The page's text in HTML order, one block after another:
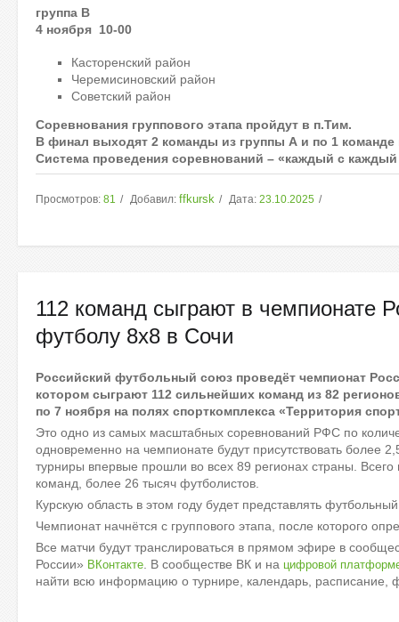
группа В
4 ноября 10-00
Касторенский район
Черемисиновский район
Советский район
Соревнования группового этапа пройдут в п.Тим.
В финал выходят 2 команды из группы А и по 1 команде
Система проведения соревнований – «каждый с каждый
Просмотров: 81 Добавил: ffkursk Дата: 23.10.2025
112 команд сыграют в чемпионате
футболу 8х8 в Сочи
Российский футбольный союз проведёт чемпионат
котором сыграют 112 сильнейших команд из 82
по 7 ноября на полях спорткомплекса «Территория
Это одно из самых масштабных соревнований РФС по
одновременно на чемпионате будут присутствовать более
турниры впервые прошли во всех 89 регионах страны.
команд, более 26 тысяч футболистов.
Курскую область в этом году будет представлять
Чемпионат начнётся с группового этапа, после которого
Все матчи будут транслироваться в прямом эфире в
России» ВКонтакте . В сообществе ВК и на цифровой
найти всю информацию о турнире, календарь, расписание,